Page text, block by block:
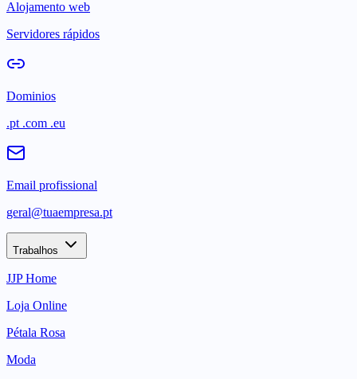
Alojamento web
Servidores rápidos
Dominios
.pt .com .eu
Email profissional
geral@tuaempresa.pt
Trabalhos
JJP Home
Loja Online
Pétala Rosa
Moda